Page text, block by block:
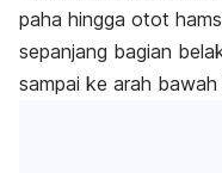
paha hingga otot
sepanjang bagian
sampai ke arah bawah